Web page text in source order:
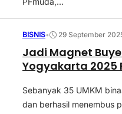
BISNIS• 29 September
Jadi Magnet
Yogyakarta 2025
Sebanyak 35 UMKM
dan berhasil menembus